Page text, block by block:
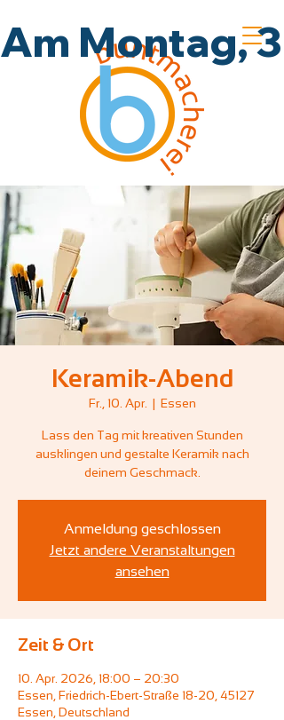
Am Montag,
Keramik-Abend
Fr., 10. Apr.
  |
Essen
Lass den Tag mit kreativen Stunden
ausklingen und gestalte Keramik nach
deinem Geschmack.
Anmeldung geschlossen
Jetzt andere Veranstaltungen
ansehen
Zeit & Ort
10. Apr. 2026, 18:00 – 20:30
Essen, Friedrich-Ebert-Straße 18-20, 45127
Essen, Deutschland